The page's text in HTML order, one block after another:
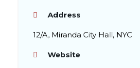
Address
12/A, Miranda City Hall, NYC
Website